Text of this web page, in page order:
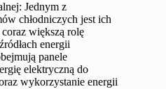
Jednym z
chłodniczych jest ich
większą rolę
energii
panele
elektryczną do
wykorzystanie energii